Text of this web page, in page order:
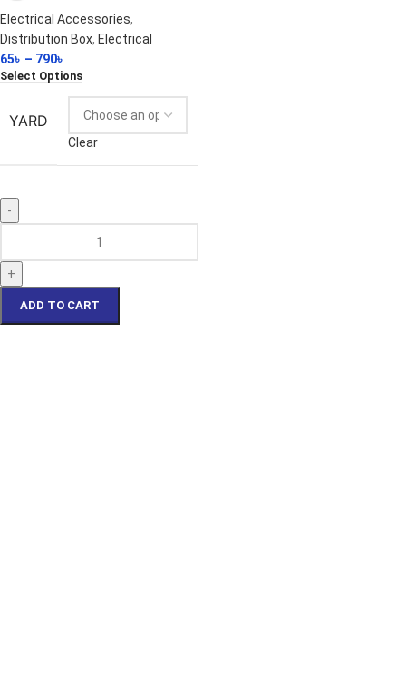
Electrical Accessories,
Distribution Box, Electrical
65৳ – 790৳
Select Options
YARD
Clear
ADD TO CART